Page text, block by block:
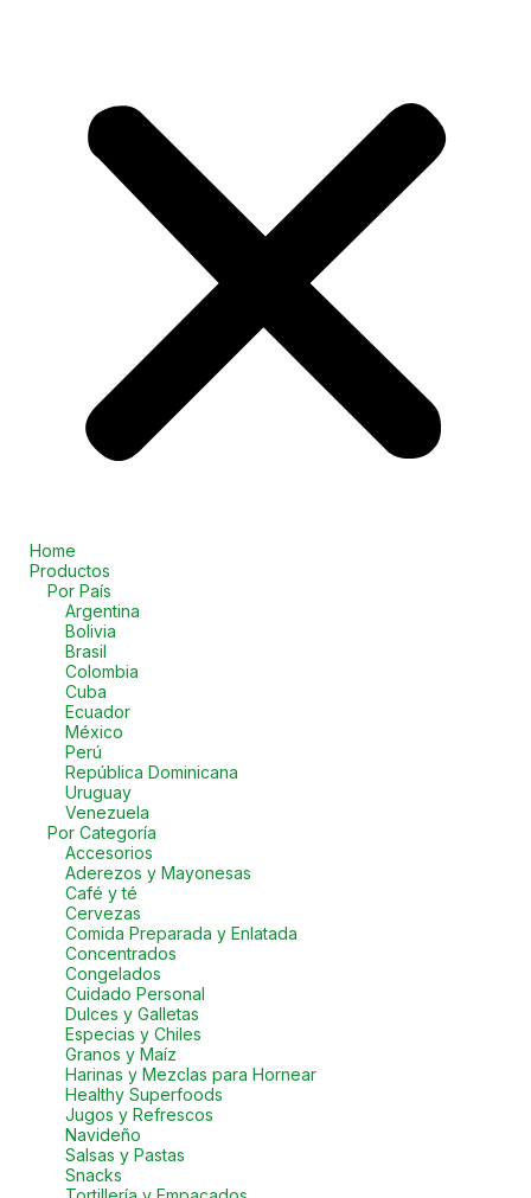
Home
Productos
Por País
Argentina
Bolivia
Brasil
Colombia
Cuba
Ecuador
México
Perú
República Dominicana
Uruguay
Venezuela
Por Categoría
Accesorios
Aderezos y Mayonesas
Café y té
Cervezas
Comida Preparada y Enlatada
Concentrados
Congelados
Cuidado Personal
Dulces y Galletas
Especias y Chiles
Granos y Maíz
Harinas y Mezclas para Hornear
Healthy Superfoods
Jugos y Refrescos
Navideño
Salsas y Pastas
Snacks